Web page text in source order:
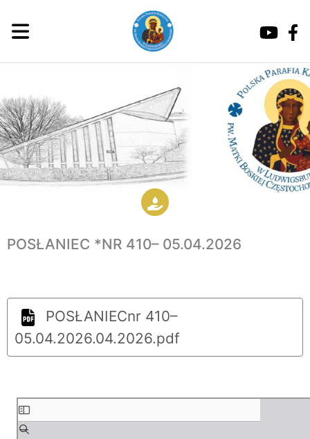
POSŁANIEC *NR 410– 05.04.2026
POSŁANIECnr 410–
05.04.2026.04.2026.pdf